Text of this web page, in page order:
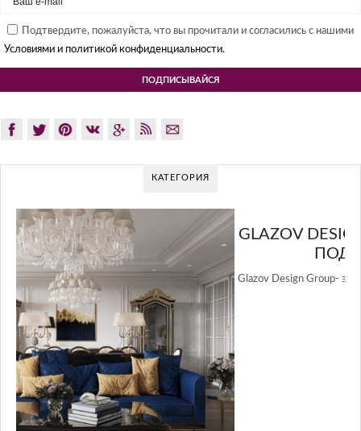
Подтвердите, пожалуйста, что вы прочитали и согласились с нашими
Условиями и политикой конфиденциальности.
КАТЕГОРИЯ
GLAZOV DESIGN GROUP – УНИКАЛЬНЫЙ
ПОДХОД К ДИЗАЙНУ
Glazov Design Group- это одна из лучших студий дизайна интерьера
в Росси…